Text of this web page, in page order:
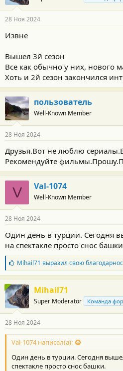
28 Ноя 2024
Извне
Вышел 3й сезон
Все как обычно у них, нового
Хоть и 2й сезон закончился
пользователь
Well-Known Member
28 Ноя 2024
Друзья.Вот не люблю
Рекомендуйте
V Val-1074
Well-Known Member
28 Ноя 2024
Один день в турции. Сегодня
на спектакле просто снос
Б
л
а
г
о
д
а
н
о
с
и
:
Mihail71 выразил свою
Mihail71
Super Moderator Команда
28 Ноя 2024
Val-1074 написал(а):
Один день в турции. Сегодня
спектакле просто снос башки.